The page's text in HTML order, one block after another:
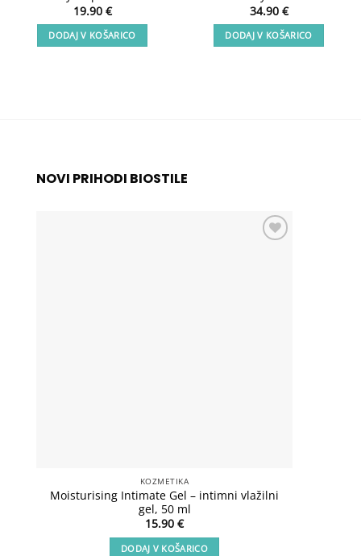
19.90 €
DODAJ V KOŠARICO
34.90 €
DODAJ V KOŠARICO
NOVI PRIHODI BIOSTILE
KOZMETIKA
Moisturising Intimate Gel – intimni vlažilni
gel, 50 ml
15.90 €
DODAJ V KOŠARICO